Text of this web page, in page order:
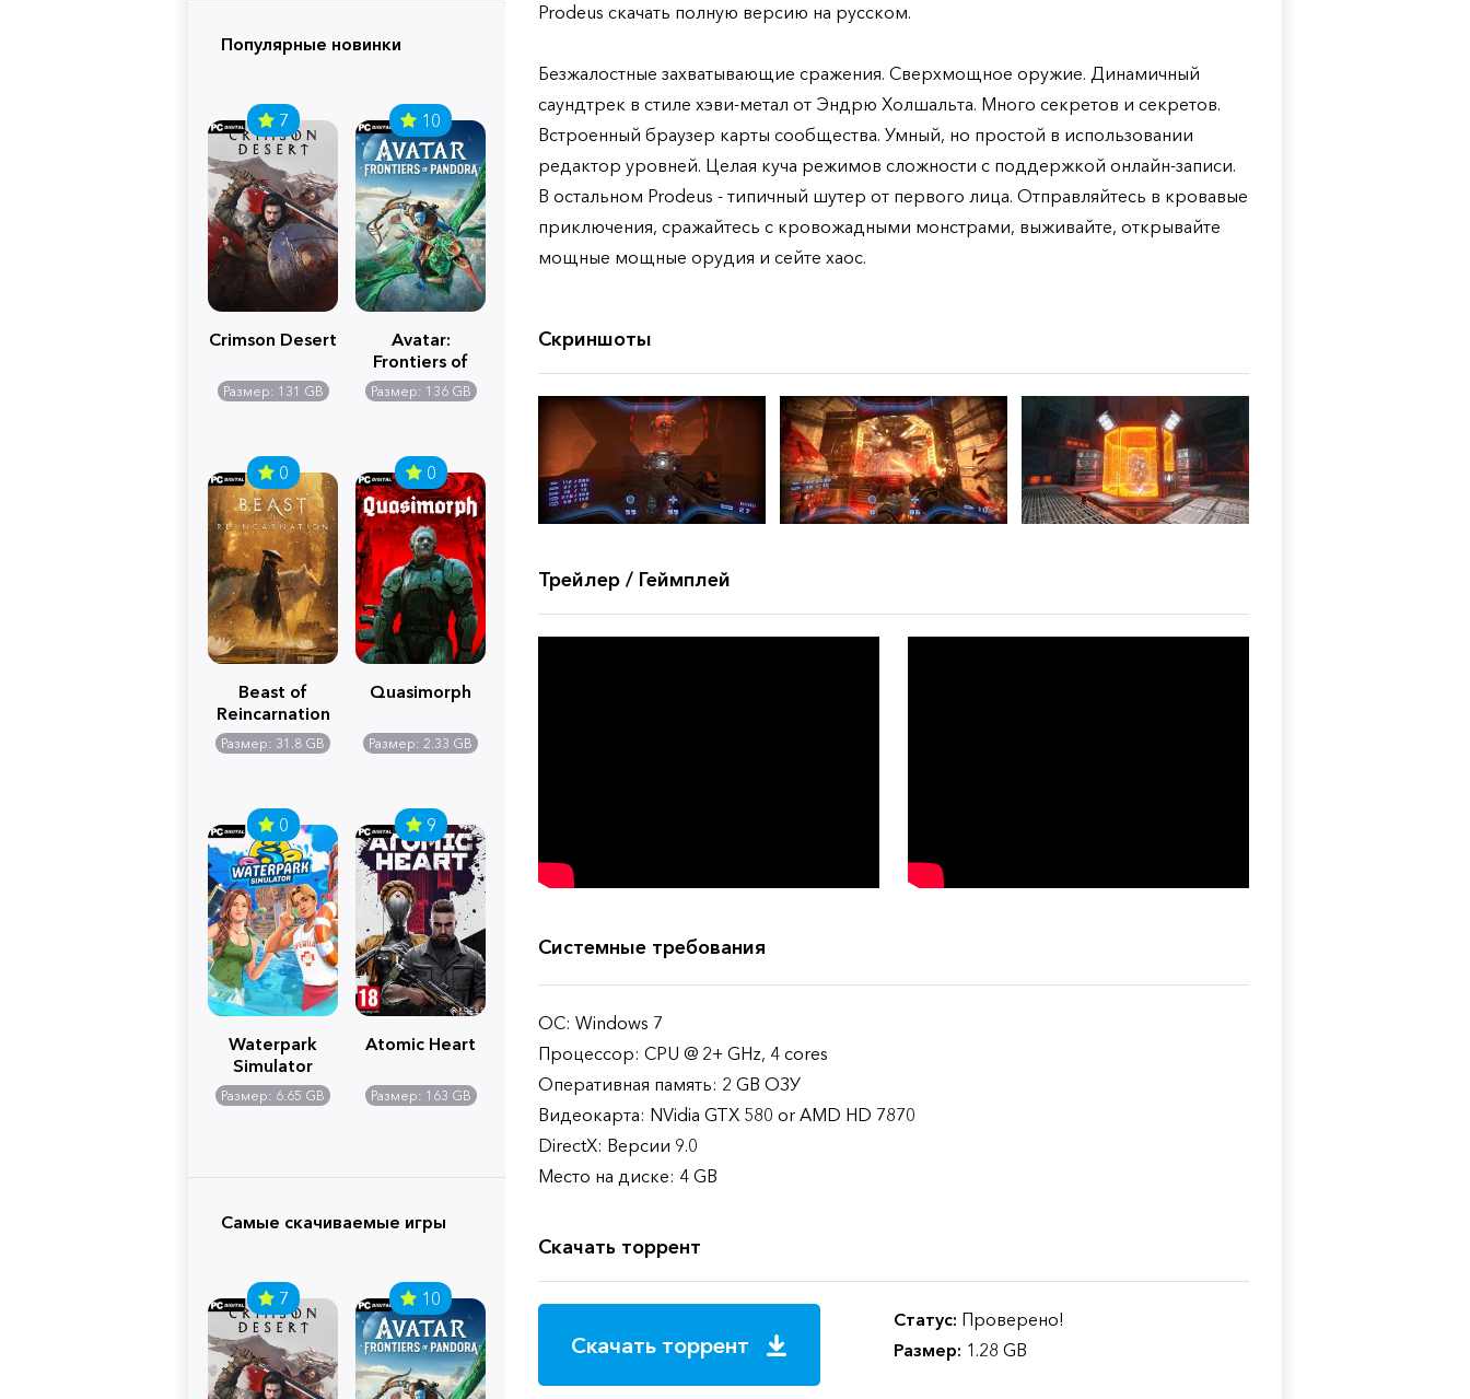
Популярные новинки
7
Crimson Desert
Размер: 131 GB
10
Avatar:
Frontiers of
Pandora
Размер: 136 GB
0
Beast of
Reincarnation
Размер: 31.8 GB
0
Quasimorph
Размер: 2.33 GB
0
Waterpark
Simulator
Размер: 6.65 GB
9
Atomic Heart
Размер: 163 GB
Самые скачиваемые игры
7 10
Prodeus скачать полную версию на русском.
Безжалостные захватывающие сражения. Сверхмощное оружие. Динамичный
саундтрек в стиле хэви-метал от Эндрю Холшальта. Много секретов и секретов.
Встроенный браузер карты сообщества. Умный, но простой в использовании
редактор уровней. Целая куча режимов сложности с поддержкой онлайн-записи.
В остальном Prodeus - типичный шутер от первого лица. Отправляйтесь в кровавые
приключения, сражайтесь с кровожадными монстрами, выживайте, открывайте
мощные мощные орудия и сейте хаос.
Скриншоты
Трейлер / Геймплей
Системные требования
ОС: Windows 7
Процессор: CPU @ 2+ GHz, 4 cores
Оперативная память: 2 GB ОЗУ
Видеокарта: NVidia GTX 580 or AMD HD 7870
DirectX: Версии 9.0
Место на диске: 4 GB
Скачать торрент
Скачать торрент
Статус: Проверено!
Размер: 1.28 GB